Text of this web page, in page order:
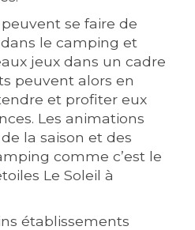
se faire de
le camping et
jeux dans un cadre
peuvent alors en
et profiter eux
Les animations
la saison et des
comme c’est le
Le Soleil à
établissements